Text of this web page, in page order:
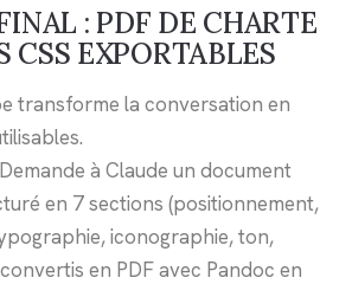
: PDF DE CHARTE
CSS EXPORTABLES
transforme la conversation en
à Claude un document
en 7 sections (positionnement,
iconographie, ton,
en PDF avec Pandoc en